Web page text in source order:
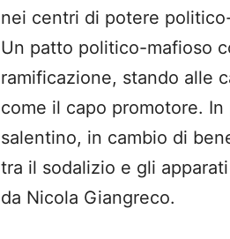
nei centri di potere
Un patto politico-mafioso
ramificazione, stando alle
come il capo promotore.
salentino, in cambio di
tra il sodalizio e gli
da Nicola Giangreco.